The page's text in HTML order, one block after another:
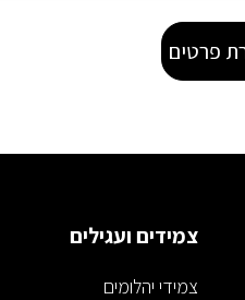
פרטים
צמידים ועגילים
צמידי יהלומים